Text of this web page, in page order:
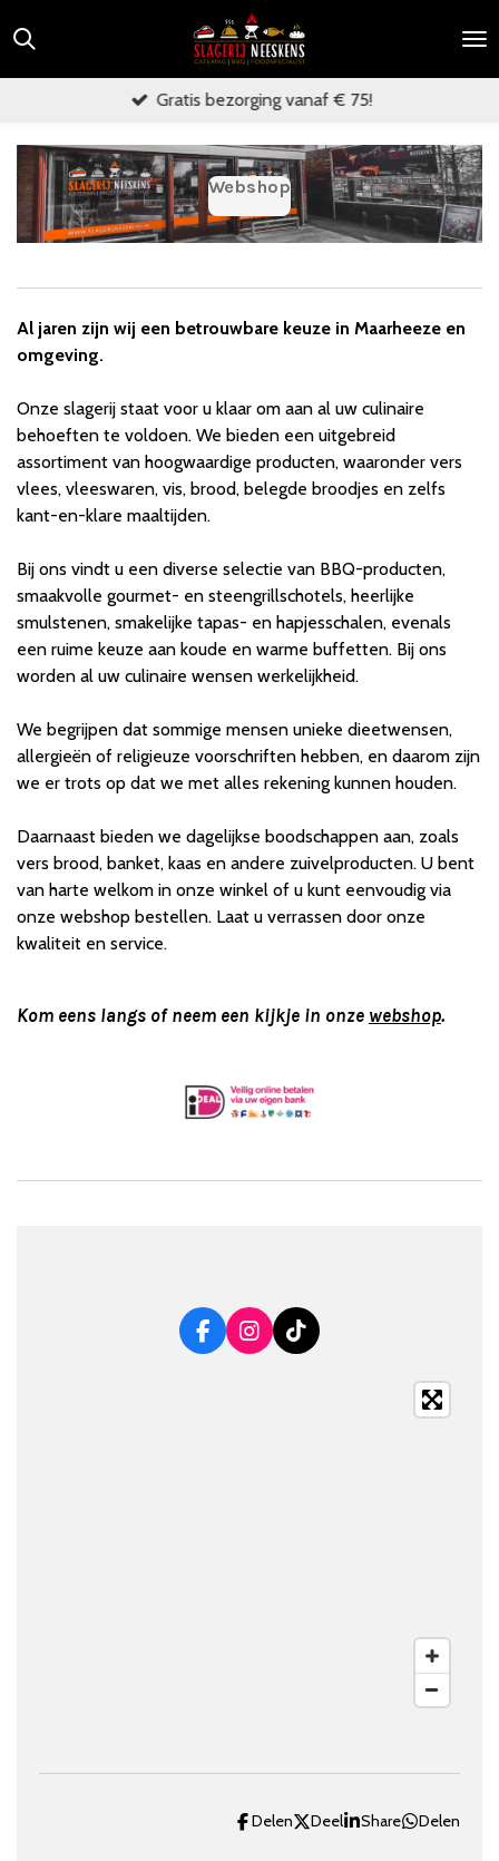
direct
naar
Gratis bezorging vanaf € 75!
Webshop
Al jaren zijn wij een betrouwbare keuze in Maarheeze en
omgeving.
Onze slagerij staat voor u klaar om aan al uw culinaire
behoeften te voldoen. We bieden een uitgebreid
assortiment van hoogwaardige producten, waaronder vers
vlees, vleeswaren, vis, brood, belegde broodjes en zelfs
kant-en-klare maaltijden.
Bij ons vindt u een diverse selectie van BBQ-producten,
smaakvolle gourmet- en steengrillschotels, heerlijke
smulstenen, smakelijke tapas- en hapjesschalen, evenals
een ruime keuze aan koude en warme buffetten. Bij ons
worden al uw culinaire wensen werkelijkheid.
We begrijpen dat sommige mensen unieke dieetwensen,
allergieën of religieuze voorschriften hebben, en daarom zijn
we er trots op dat we met alles rekening kunnen houden.
Daarnaast bieden we dagelijkse boodschappen aan, zoals
vers brood, banket, kaas en andere zuivelproducten. U bent
van harte welkom in onze winkel of u kunt eenvoudig via
onze webshop bestellen. Laat u verrassen door onze
kwaliteit en service.
Kom eens langs of neem een kijkje in onze webshop.
F
a
I
n
T
i
Delen Deel Share Delen